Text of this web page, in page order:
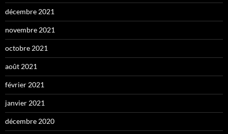
décembre 2021
novembre 2021
octobre 2021
août 2021
février 2021
janvier 2021
décembre 2020